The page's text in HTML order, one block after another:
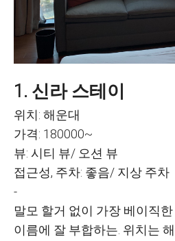
1. 신라 스테이
위치: 해운대
가격: 180000~
뷰: 시티 뷰/ 오션 뷰
접근성, 주차: 좋음/ 지상 주차
-
말모 할거 없이 가장 베이직
이름에 잘 부합하는. 위치는